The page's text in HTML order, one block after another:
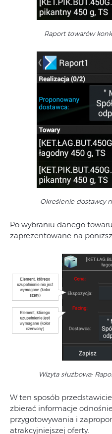
Raport towarów
Określenie dostawcy
Po wybraniu danego
zaprezentowane na
Wizyta służbowa:
W ten sposób
zbierać informacje
przygotowywania i
atrakcyjniejszej oferty.